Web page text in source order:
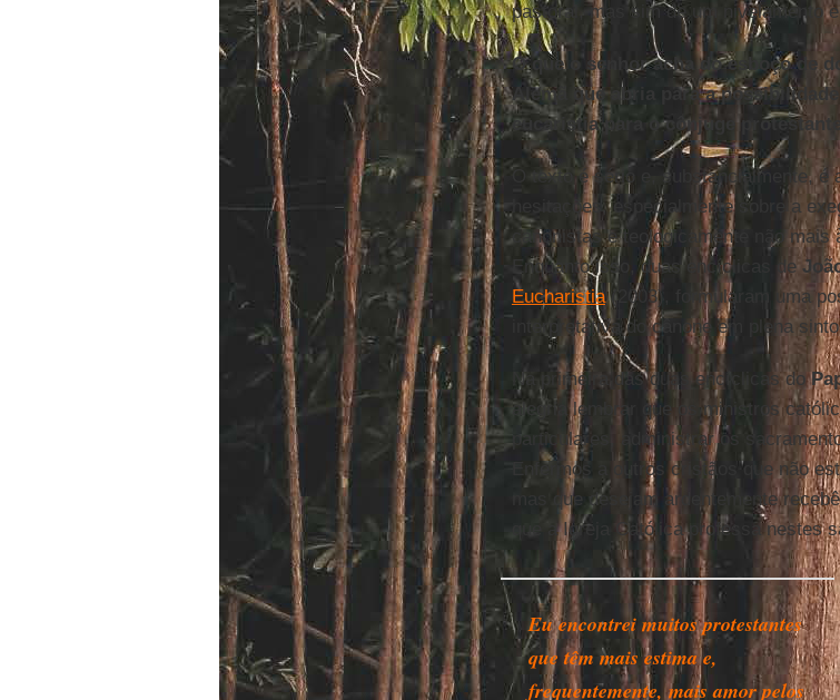
pastoral, mas sim de um nivelamento
O que o senhor acha do esboço de
Alemã que abria para a
eucaristia para o cônjuge
O texto é sério e, substancialmente, é
hesitações, especialmente sobre a
canonistas e teologicamente não
Enquanto isso, duas encíclicas de
Eucharistia(2003), formularam uma
interpretativa do cânone em plena
Na primeira das duas encíclicas do
alegria lembrar que os ministros
particulares, administrar os
Enfermos a outros cristãos que não
mas que desejam ardentemente
que a Igreja Católica professa nestes
Eu encontrei muitos protestantes
que têm mais estima e,
frequentemente, mais amor pelos